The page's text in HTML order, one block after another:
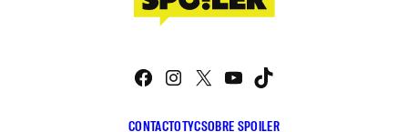
CONTACTOTYCSOBRE SPOILER
Facebook
Instagram
X YouTube